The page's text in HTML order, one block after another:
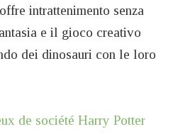
intrattenimento senza
e il gioco creativo
dei dinosauri con le loro
de société Harry Potter